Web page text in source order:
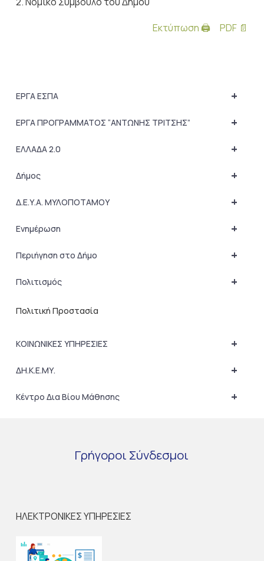
Εκτύπωση 🖨
PDF 📄
+
ΕΡΓΑ ΕΣΠΑ
+
ΕΡΓΑ ΠΡΟΓΡΑΜΜΑΤΟΣ “ΑΝΤΩΝΗΣ ΤΡΙΤΣΗΣ”
+
ΕΛΛΑΔΑ 2.0
+
Δήμος
+
Δ.Ε.Υ.Α. ΜΥΛΟΠΟΤΑΜΟΥ
+
Ενημέρωση
+
Περιήγηση στο Δήμο
+
Πολιτισμός
Πολιτική Προστασία
+
ΚΟΙΝΩΝΙΚΕΣ ΥΠΗΡΕΣΙΕΣ
+
ΔΗ.Κ.Ε.ΜΥ.
+
Κέντρο Δια Βίου Μάθησης
Γρήγοροι Σύνδεσμοι
ΗΛΕΚΤΡΟΝΙΚΕΣ ΥΠΗΡΕΣΙΕΣ